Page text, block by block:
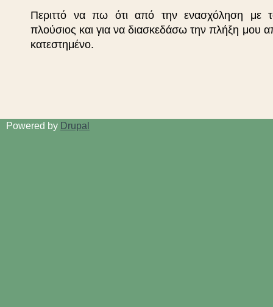
Περιττό να πω ότι από την ενασχόληση με
πλούσιος και για να διασκεδάσω την πλήξη μου
κατεστημένο.
Powered by Drupal